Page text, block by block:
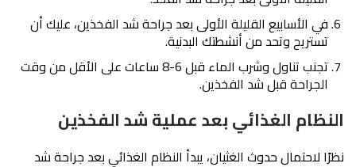
في الأسابيع القليلة الأولى بعد جراحة شد الفخذين، عليك أن
تستريح وتحد من أنشطتك البدنية.
تجنب تناول وشرب الماء قبل 6-8 ساعات على الأقل من وقت
الجراحة قبل شد الفخذين.
النظام الغذائي بعد عملية شد الفخذين
نظرًا لاحتمال حدوث الغثيان، يبدأ النظام الغذائي بعد جراحة شد